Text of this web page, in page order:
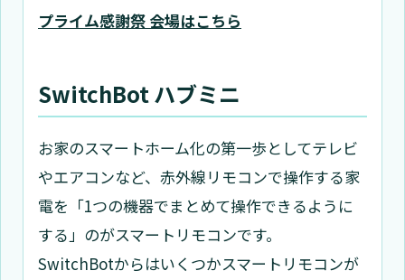
プライム感謝祭 会場はこちら
SwitchBot ハブミニ
お家のスマートホーム化の第一歩としてテレビ
やエアコンなど、赤外線リモコンで操作する家
電を「1つの機器でまとめて操作できるように
する」のがスマートリモコンです。
SwitchBotからはいくつかスマートリモコンが